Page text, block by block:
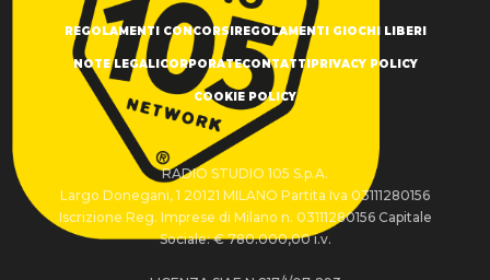
REGOLAMENTI CONCORSIREGOLAMENTI GIOCHI LIBERI
NOTE LEGALICORPORATECONTATTIPRIVACY POLICY
COOKIE POLICY
RADIO STUDIO 105 S.p.A.
Largo Donegani, 1 20121 MILANO Partita Iva 03111280156
Iscrizione Reg. Imprese di Milano n. 03111280156 Capitale
Sociale: € 780.000,00 i.v.